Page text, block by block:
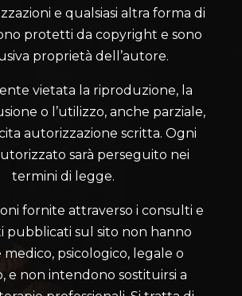
e qualsiasi altra forma di
protetti da copyright e sono
proprietà dell’autore.
vietata la riproduzione, la
o l’utilizzo, anche parziale,
autorizzazione scritta. Ogni
sarà perseguito nei
termini di legge.
fornite attraverso i consulti e
pubblicati sul sito non hanno
psicologico, legale o
e non intendono sostituirsi a